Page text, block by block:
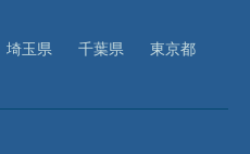
埼玉県 千葉県
東京都